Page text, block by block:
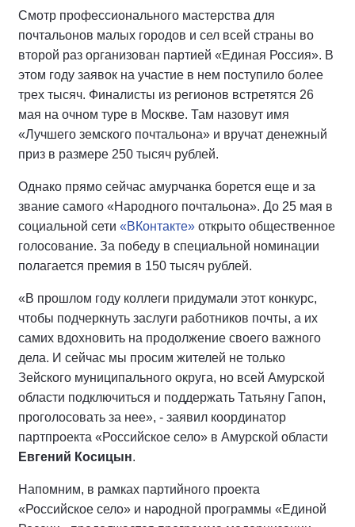
Смотр профессионального мастерства для
почтальонов малых городов и сел всей страны во
второй раз организован партией «Единая Россия». В
этом году заявок на участие в нем поступило более
трех тысяч. Финалисты из регионов встретятся 26
мая на очном туре в Москве. Там назовут имя
«Лучшего земского почтальона» и вручат денежный
приз в размере 250 тысяч рублей.
Однако прямо сейчас амурчанка борется еще и за
звание самого «Народного почтальона». До 25 мая в
социальной сети «ВКонтакте» открыто общественное
голосование. За победу в специальной номинации
полагается премия в 150 тысяч рублей.
«В прошлом году коллеги придумали этот конкурс,
чтобы подчеркнуть заслуги работников почты, а их
самих вдохновить на продолжение своего важного
дела. И сейчас мы просим жителей не только
Зейского муниципального округа, но всей Амурской
области подключиться и поддержать Татьяну Гапон,
проголосовать за нее», - заявил координатор
партпроекта «Российское село» в Амурской области
Евгений Косицын.
Напомним, в рамках партийного проекта
«Российское село» и народной программы «Единой